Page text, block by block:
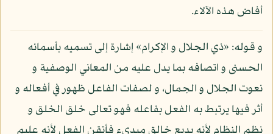
أفاض هذه الآلاء.
و قوله: «ذي الجلال و الإكرام» إشارة إلى تسميه بأسمائه
الحسنى و اتصافه بما يدل عليه من المعاني الوصفية و
نعوت الجلال و الجمال، و لصفات الفاعل ظهور في أفعاله و
أثر فيها يرتبط به الفعل بفاعله فهو تعالى خلق الخلق و
نظم النظام لأنه بديع خالق مبدىء فأتقن الفعل لأنه عليم